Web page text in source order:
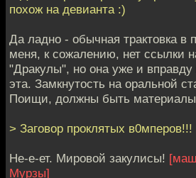
похож на девианта :)
Да ладно - обычная трактовка в
меня, к сожалению, нет ссылки
"Дракулы", но она уже и вправду
эта. Замкнутость на оральной
Поищи, должны быть материалы
> Заговор проклятых в0мперов!!!
Не-е-ет. Мировой закулисы!
Мурзы]